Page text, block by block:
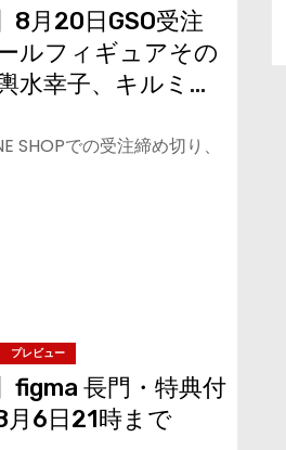
8月20日GSO受注
ルフィギュアその
水幸子、キルミー
SHOPでの受注締め切り、
プレビュー
figma 長門・特典付
月6日21時まで